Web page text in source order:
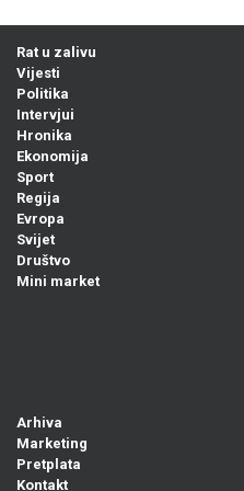
Rat u zalivu
Vijesti
Politika
Intervjui
Hronika
Ekonomija
Sport
Regija
Evropa
Svijet
Društvo
Mini market
Arhiva
Marketing
Pretplata
Kontakt